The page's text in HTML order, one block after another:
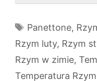
Tagi
Panettone,
Rzym luty, Rzym
Rzym w zimie,
Temperatura